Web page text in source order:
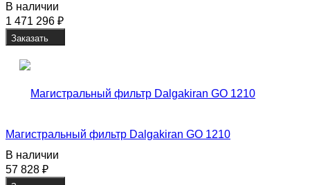
В наличии
1 471 296 ₽
Заказать
Магистральный фильтр Dalgakiran GO 1210
В наличии
57 828 ₽